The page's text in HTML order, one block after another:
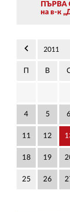
ПЪРВА
на в-к
keyboard_arrow_left 2011
П В
4 5 6
11 12
18 19
25 26